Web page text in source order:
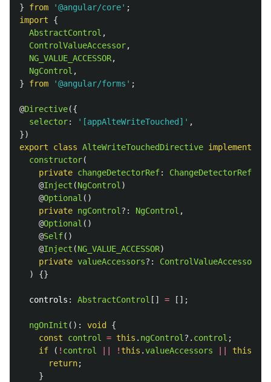
}
from '@angular/core' ;
import
{
AbstractControl ,
ControlValueAccessor,
NG_VALUE_ACCESSOR,
NgControl ,
}
from '@angular/forms ' ;
@Directive({
selector: ' [appAlteWriteTouched] ' ,
})
export
class AlteWriteTouchedDirective implements
constructor(
private changeDetectorRef: ChangeDetectorRef
@Inject (NgControl )
@Optional ()
private ngControl ?: NgControl ,
@Optional ()
@Self()
@Inject (NG_VALUE_ACCESSOR)
private valueAccessors?: ControlValueAccessor
)
{}
controls : AbstractControl [] = [];
ngOnInit (): void
{
const
control = this . ngControl ?. control ;
if
( ! control ! this .valueAccessors this
return;
}